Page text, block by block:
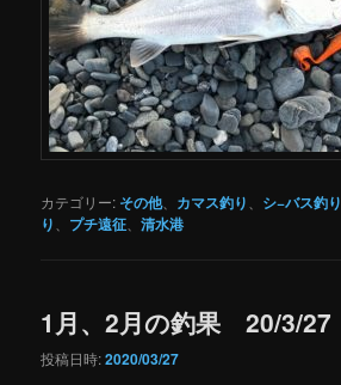
カテゴリー: その他、 カマス釣り シ−バス釣り
り
プチ遠征 、清水港
1月、2月の釣果 20/3/27
投稿日時:2020/03/27